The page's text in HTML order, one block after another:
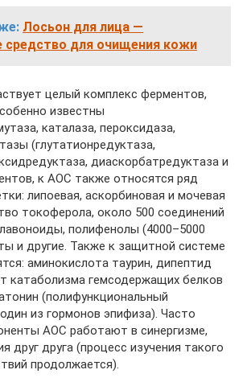
Лосьон для лица —
средство для очищения кожи
целый комплекс ферментов,
известны
каталаза, пероксидаза,
(глутатионредуктаза,
диаскорбатредуктаза и
к АОС также относятся ряд
липоевая, аскорбиновая и мочевая
токоферола, около 500 соединений
полифенолы (4000–5000
и другие. Также к защитной системе
аминокислота таурин, дипептид
катаболизма гемсодержащих белков
(полифункциональный
из гормонов эпифиза). Часто
АОС работают в синергизме,
друг друга (процесс изучения такого
продолжается).